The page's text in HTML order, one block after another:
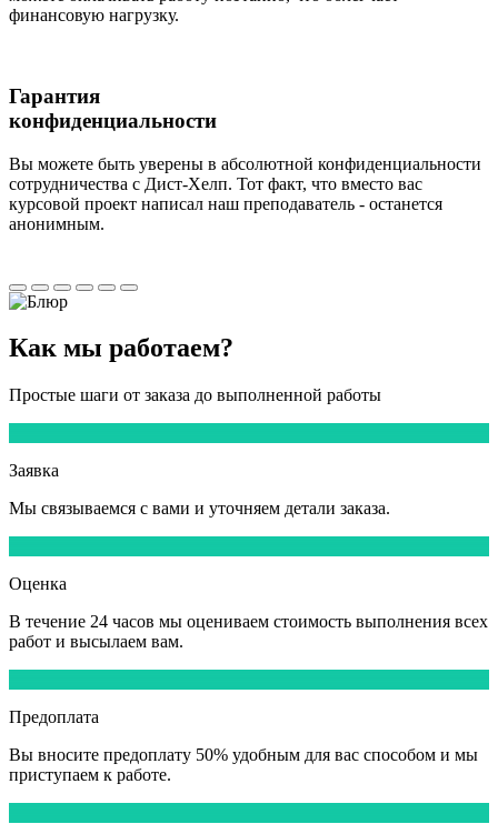
финансовую нагрузку.
Гарантия
конфиденциальности
Вы можете быть уверены в абсолютной конфиденциальности
сотрудничества с Дист-Хелп. Тот факт, что вместо вас
курсовой проект написал наш преподаватель - останется
анонимным.
Как мы работаем?
Простые шаги от заказа до выполненной работы
Заявка
Мы связываемся с вами и уточняем детали заказа.
Оценка
В течение 24 часов мы оцениваем стоимость выполнения всех
работ и высылаем вам.
Предоплата
Вы вносите предоплату 50% удобным для вас способом и мы
приступаем к работе.